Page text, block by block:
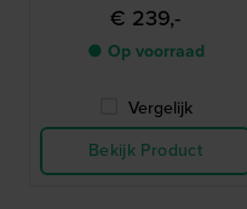
€ 239,-
● Op voorraad
Vergelijk
Bekijk Product